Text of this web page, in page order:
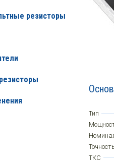
резисторы
Тип
Точность
ТКС